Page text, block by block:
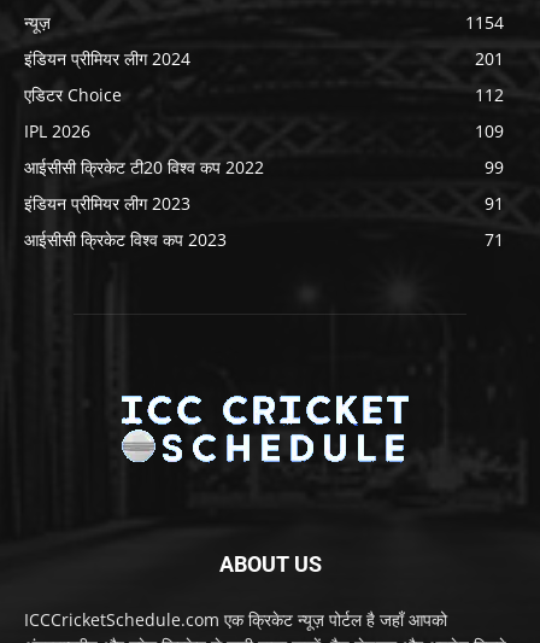
न्यूज़
1154
इंडियन प्रीमियर लीग 2024
201
एडिटर Choice
112
IPL 2026
109
आईसीसी क्रिकेट टी20 विश्व कप 2022
99
इंडियन प्रीमियर लीग 2023
91
आईसीसी क्रिकेट विश्व कप 2023
71
ABOUT US
ICCCricketSchedule.com एक क्रिकेट न्यूज़ पोर्टल है जहाँ आपको